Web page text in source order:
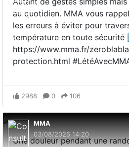
au quotidien. MMA vous
les erreurs à éviter pour
température en toute
https://www.mma.fr/
protection.html
2988 0 106
MMA
03/08/2026 14:20
Une douleur pendant une